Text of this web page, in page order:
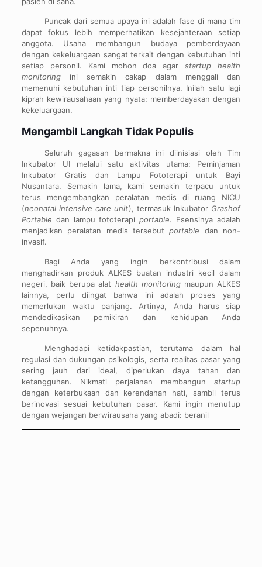
Puncak dari semua upaya ini adalah fase di mana tim
dapat fokus lebih memperhatikan kesejahteraan setiap
anggota. Usaha membangun budaya pemberdayaan
dengan kekeluargaan sangat terkait dengan kebutuhan inti
setiap personil. Kami mohon doa agarstartup health
monitoringini semakin cakap dalam menggali dan
memenuhi kebutuhan inti tiap personilnya. Inilah satu lagi
kiprah kewirausahaan yang nyata: memberdayakan dengan
kekeluargaan.
Mengambil Langkah Tidak Populis
Seluruh gagasan bermakna ini diinisiasi oleh Tim
Inkubator UI melalui satu aktivitas utama: Peminjaman
Inkubator Gratis dan Lampu Fototerapi untuk Bayi
Nusantara. Semakin lama, kami semakin terpacu untuk
terus mengembangkan peralatan medis di ruang NICU
(neonatal intensive care unit), termasuk Inkubator Grashof
Portable dan lampu fototerapiportable. Esensinya adalah
menjadikan peralatan medis tersebutportable dan non-
invasif.
Bagi Anda yang ingin berkontribusi dalam
menghadirkan produk ALKES buatan industri kecil dalam
negeri, baik berupa alat health monitoringmaupun ALKES
lainnya, perlu diingat bahwa ini adalah proses yang
memerlukan waktu panjang. Artinya, Anda harus siap
mendedikasikan pemikiran dan kehidupan Anda
sepenuhnya.
Menghadapi ketidakpastian, terutama dalam hal
regulasi dan dukungan psikologis, serta realitas pasar yang
sering jauh dari ideal, diperlukan daya tahan dan
ketangguhan. Nikmati perjalanan membangunstartup
dengan keterbukaan dan kerendahan hati, sambil terus
berinovasi sesuai kebutuhan pasar. Kami ingin menutup
dengan wejangan berwirausaha yang abadi: beranil